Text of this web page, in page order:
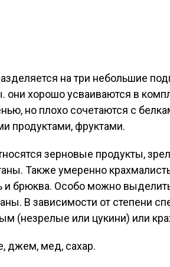
на три небольшие
они хорошо усваиваются в
но плохо сочетаются с
продуктами, фруктами.
зерновые продукты,
Также умеренно
и брюква. Особо можно
В зависимости от степени
(незрелые или цукини) или
джем, мед, сахар.